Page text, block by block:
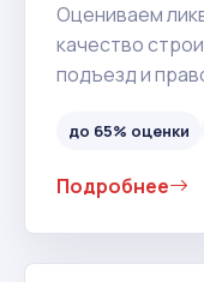
Оцениваем
качество
подъезд и
до 65% оценки
Подробнее